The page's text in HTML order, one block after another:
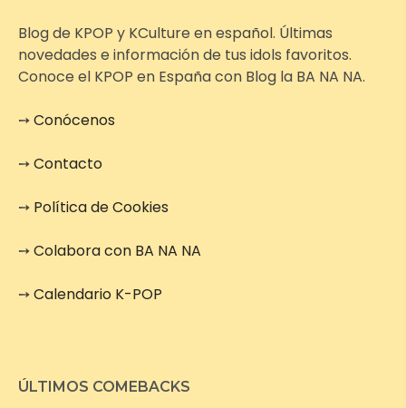
Blog de KPOP y KCulture en español. Últimas
novedades e información de tus idols favoritos.
Conoce el KPOP en España con Blog la BA NA NA.
➙Conócenos
➙Contacto
➙ Política de Cookies
➙Colabora con BA NA NA
➙Calendario K-POP
ÚLTIMOS COMEBACKS